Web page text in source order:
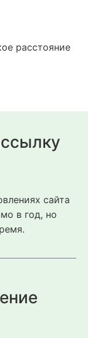
расстояние
сайта
в год, но